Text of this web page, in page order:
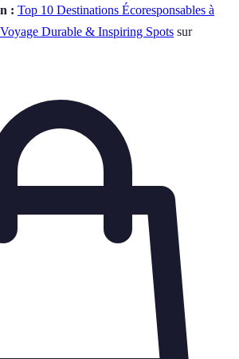
: Top 10 Destinations Écoresponsables à
Durable & Inspiring Spots sur